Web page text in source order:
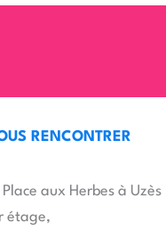
RENCONTRER
Place aux Herbes à Uzès
étage,